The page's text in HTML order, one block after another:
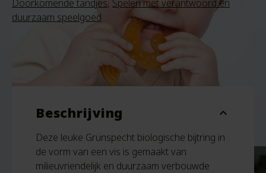
Doorkomende tandjes, Spelen met verantwoord en
duurzaam speelgoed
Beschrijving expand_more
Deze leuke Grünspecht biologische bijtring in
de vorm van een vis is gemaakt van
milieuvriendelijk en duurzaam verbouwde